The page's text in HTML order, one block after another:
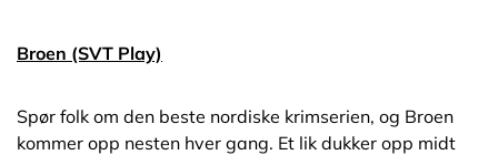
Broen (SVT Play)
Spør folk om den beste nordiske krimserien, og Broen
kommer opp nesten hver gang. Et lik dukker opp midt